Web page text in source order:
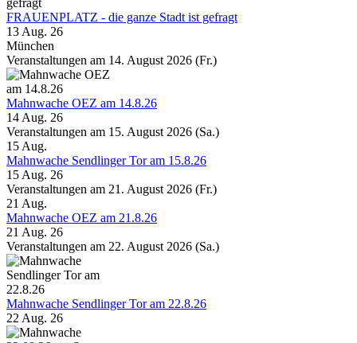
FRAUENPLATZ - die ganze Stadt ist gefragt
13 Aug. 26
München
Veranstaltungen am 14. August 2026 (Fr.)
Mahnwache OEZ am 14.8.26
14 Aug. 26
Veranstaltungen am 15. August 2026 (Sa.)
15 Aug.
Mahnwache Sendlinger Tor am 15.8.26
15 Aug. 26
Veranstaltungen am 21. August 2026 (Fr.)
21 Aug.
Mahnwache OEZ am 21.8.26
21 Aug. 26
Veranstaltungen am 22. August 2026 (Sa.)
Mahnwache Sendlinger Tor am 22.8.26
22 Aug. 26